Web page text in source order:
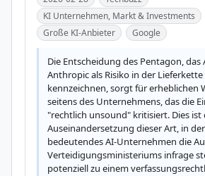
KI Unternehmen, Markt & Investments
Große KI-Anbieter
Google
Die Entscheidung des Pentagon, das
Anthropic als Risiko in der Lieferkette
kennzeichnen, sorgt für erheblichen
seitens des Unternehmens, das die
"rechtlich unsound" kritisiert. Dies ist
Auseinandersetzung dieser Art, in
bedeutendes AI-Unternehmen die
Verteidigungsministeriums infrage
potenziell zu einem